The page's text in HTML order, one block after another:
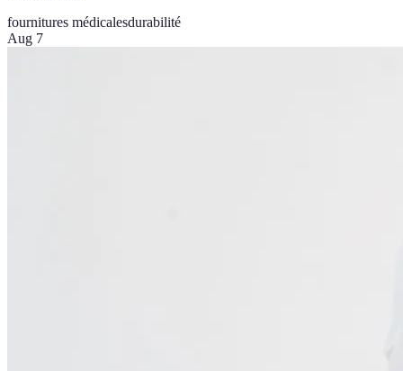
fournitures médicalesdurabilité
Aug 7